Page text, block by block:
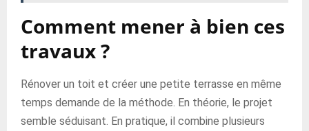
Comment mener à bien ces
travaux ?
Rénover un toit et créer une petite terrasse en même
temps demande de la méthode. En théorie, le projet
semble séduisant. En pratique, il combine plusieurs